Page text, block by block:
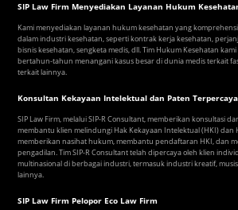
SIP Law Firm Menyediakan Layanan Hukum
Kami menyediakan layanan hukum kesehatan yang
dalam industri kesehatan, seperti kontrak kerja kesehatan,
bisnis kesehatan, sengketa medis, dll. Tim Hukum Kesehatan
bertahun-tahun menangani kasus besar di dunia medis terkait
terkait lainnya.
Konsultan Kekayaan Intelektual dan Paten Terpercaya
SIP Law Firm, melalui SIP-R Consultant, memberikan konsultasi
membantu klien melindungi Hak Kekayaan Intelektual (HKI) dan
memberikan nasihat hukum, membantu pendaftaran HKI, dan
pengadilan. Tim SIP-R Consultant telah dipercaya oleh klien
multinasional di berbagai industri, termasuk industri kreatif,
lainnya.
SIP Law Firm Pelopor Eco Law Firm